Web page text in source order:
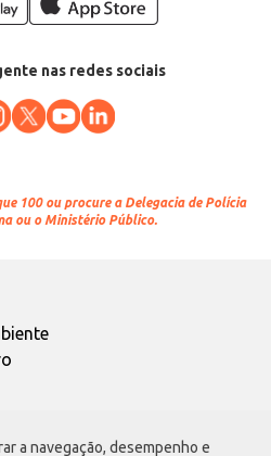
a navegação, desempenho e
nas redes sociais
100 ou procure a Delegacia de Polícia
ou o Ministério Público.
S.A.